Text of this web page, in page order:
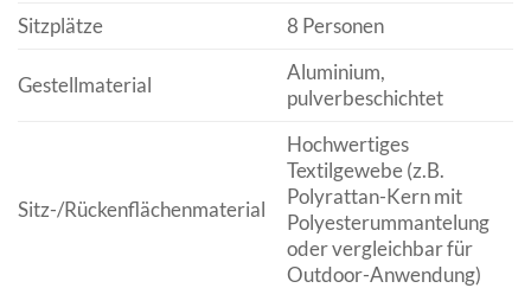
Sitzplätze
8 Personen
Gestellmaterial
Aluminium,
pulverbeschichtet
Sitz-/Rückenflächenmaterial
Hochwertiges
Textilgewebe (z.B.
Polyrattan-Kern mit
Polyesterummantelung
oder vergleichbar für
Outdoor-Anwendung)